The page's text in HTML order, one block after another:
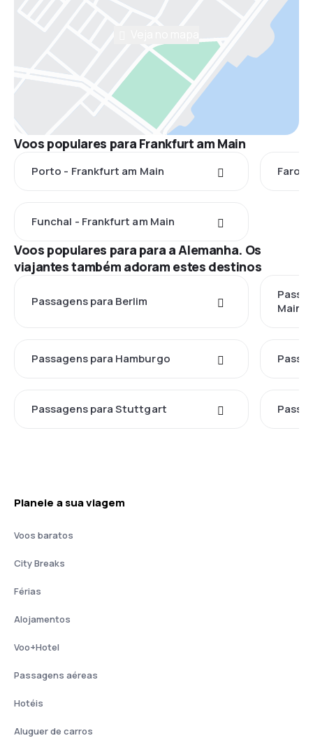
Voos populares para Frankfurt am Main
Porto - Frankfurt am Main Faro -
Funchal - Frankfurt am Main
Voos populares para para a Alemanha. Os
viajantes também adoram estes destinos
Passagens para Berlim
Main
Passagens para Hamburgo
Passagens para Stuttgart
Planeie a sua viagem
Voos baratos
City Breaks
Férias
Alojamentos
Voo+Hotel
Passagens aéreas
Hotéis
Aluguer de carros